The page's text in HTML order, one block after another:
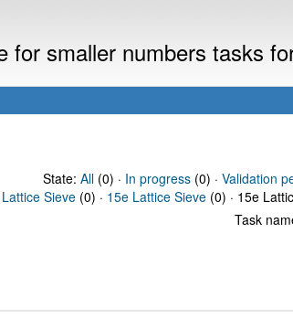
for smaller numbers tasks
State: All(0) · In progress(0) · Validation
Sieve (0) · 15e Lattice Sieve (0) · 15e
Task